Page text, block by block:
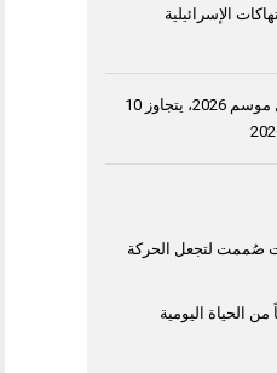
الإسرائيلية
إنتاج القمح في مصر خلال موسم 2026، يتجاوز 10
صُممت لتجعل الحركة
من الحياة اليومية